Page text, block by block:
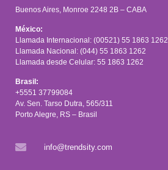
Buenos Aires, Monroe 2248 2B – CABA
México:
Llamada Internacional: (00521) 55 1863 1262
Llamada Nacional: (044) 55 1863 1262
Llamada desde Celular: 55 1863 1262
Brasil:
+5551 37799084
Av. Sen. Tarso Dutra, 565/311
Porto Alegre, RS – Brasil
info@trendsity.com